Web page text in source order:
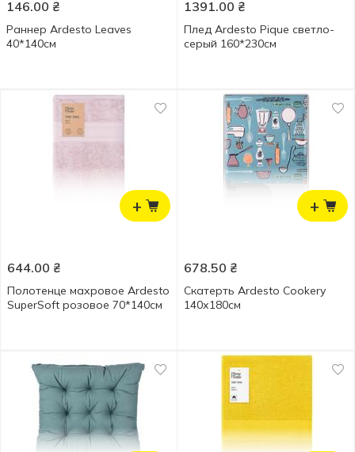
146.00 ₴
Раннер Ardesto Leaves
40*140см
1391.00 ₴
Плед Ardesto Pique светло-
серый 160*230см
+
644.00 ₴
Полотенце махровое Ardesto
SuperSoft розовое 70*140см
+
678.50 ₴
Скатерть Ardesto Cookery
140х180см